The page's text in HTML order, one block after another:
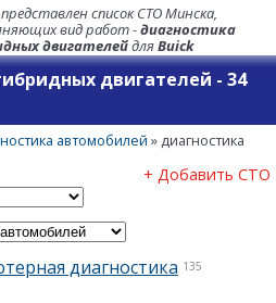
список СТО Минска,
вид работ -диагностика
двигателейдляBuick
двигателей - 34
автомобилей » диагностика
+ Добавить СТО
диагностика 135